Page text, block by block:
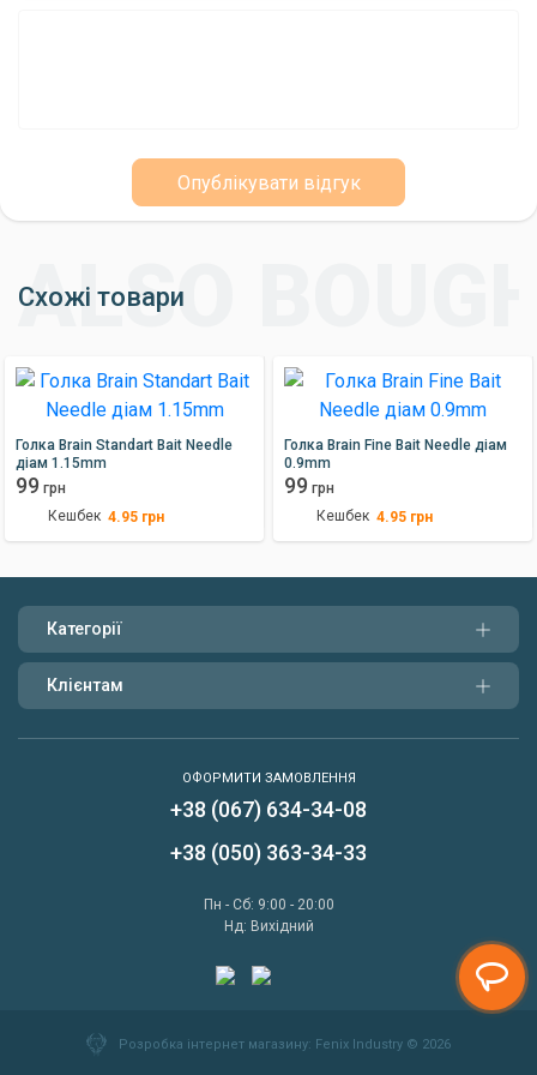
приманок, то голка для бойлів AIX02 Mikado стане чудовим
вибором. Замовляйте її просто зараз і насолоджуйтеся
риболовлею без зайвих клопотів!
Опублікувати відгук
Схожі товари
Голка Brain Standart Bait Needle
діам 1.15mm
99 грн
Кешбек4.95 грн
Голка Brain Fine Bait Needle діам
0.9mm
99 грн
Кешбек4.95 грн
Категорії
Клієнтам
ОФОРМИТИ ЗАМОВЛЕННЯ
+38 (067) 634-34-08
+38 (050) 363-34-33
Пн - Сб: 9:00 - 20:00
Нд: Вихідний
Розробка інтернет магазину: Fenix Industry © 2026